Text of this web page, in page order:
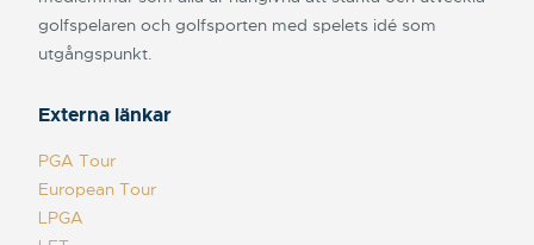
golfspelaren och golfsporten med spelets idé som
utgångspunkt.
Externa länkar
PGA Tour
European Tour
LPGA